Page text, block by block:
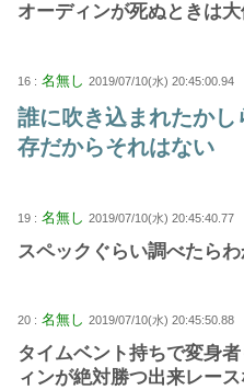
オーディンが死ぬときは
16 : 名無し 2019/07/10(水) 20:45:00.94
誰に吹き込まれたか
存だからそれはない
19 : 名無し 2019/07/10(水) 20:45:40.77
スペックぐらい調べたら
20 : 名無し 2019/07/10(水) 20:45:50.88
タイムベント持ちで変身
ィンが絶対勝つ出来レース